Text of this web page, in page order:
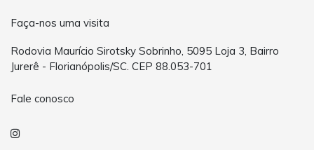
Faça-nos uma visita
Rodovia Maurício Sirotsky Sobrinho, 5095 Loja 3, Bairro
Jurerê - Florianópolis/SC. CEP 88.053-701
Fale conosco